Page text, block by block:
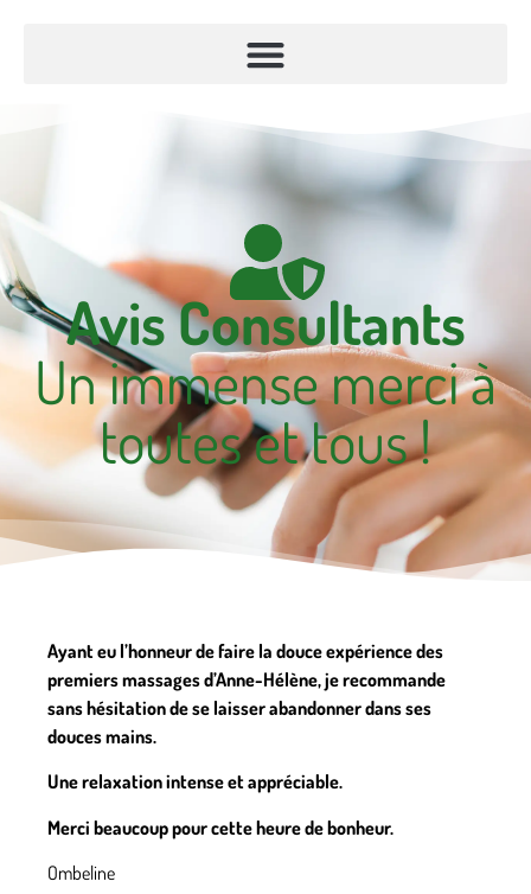
Avis Consultants
Un immense merci à
toutes et tous !
Ayant eu l’honneur de faire la douce expérience des
premiers massages d’Anne-Hélène, je recommande
sans hésitation de se laisser abandonner dans ses
douces mains.
Une relaxation intense et appréciable.
Merci beaucoup pour cette heure de bonheur.
Ombeline